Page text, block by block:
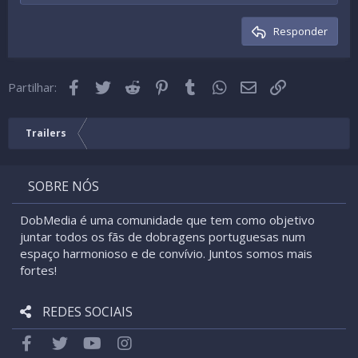
26
Trebuchet MS
Desindentada
Texto justificado
Cabeçalho 2
Cabeçalho 3Responder
Partilhar: Facebook
Twitter Reddit Pinterest
Tumblr WhatsApp
Email
Trailers
SOBRE NÓS
DobMedia é uma comunidade que tem como objetivo
juntar todos os fãs de dobragens portuguesas num
espaço harmonioso e de convívio. Juntos somos mais
fortes!
REDES SOCIAIS
FacebookTwitter youtube